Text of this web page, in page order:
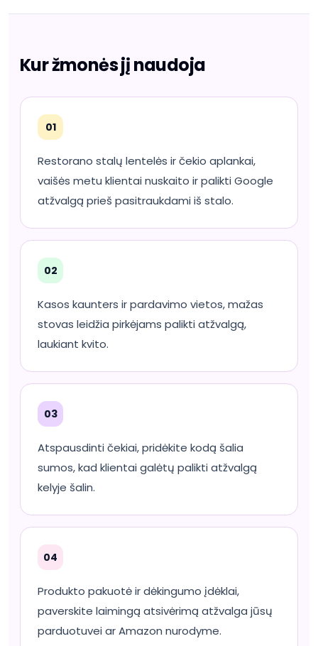
Kur žmonės jį naudoja
01
Restorano stalų lentelės ir čekio aplankai,
vaišės metu klientai nuskaito ir palikti Google
atžvalgą prieš pasitraukdami iš stalo.
02
Kasos kaunters ir pardavimo vietos, mažas
stovas leidžia pirkėjams palikti atžvalgą,
laukiant kvito.
03
Atspausdinti čekiai, pridėkite kodą šalia
sumos, kad klientai galėtų palikti atžvalgą
kelyje šalin.
04
Produkto pakuotė ir dėkingumo įdėklai,
paverskite laimingą atsivėrimą atžvalga jūsų
parduotuvei ar Amazon nurodyme.